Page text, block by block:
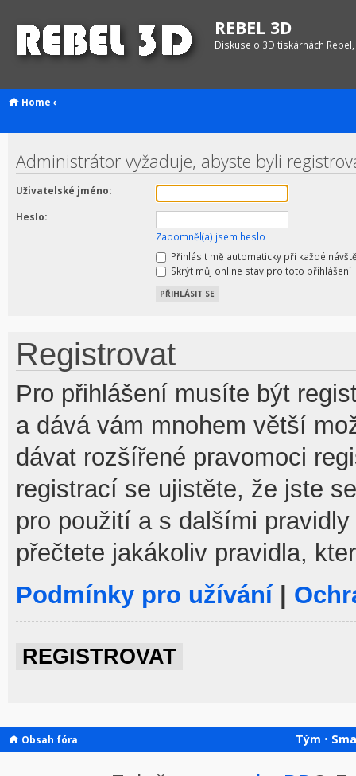
REBEL 3D
Diskuse o 3D tiskárnách
Home ‹
Administrátor vyžaduje, abyste byli
Uživatelské jméno:
Heslo:
Zapomněl(a) jsem heslo
Přihlásit mě automaticky při každé
Skrýt můj online stav pro toto přihlášení
Registrovat
Pro přihlášení musíte být
a dává vám mnohem větší
dávat rozšířené pravomoci
registrací se ujistěte, že jste
pro použití a s dalšími
přečtete jakákoliv pravidla,
Podmínky pro užívání|
REGISTROVAT
Obsah fóra Tým •